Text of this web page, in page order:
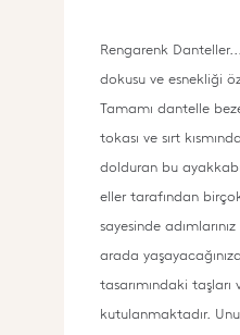
Rengarenk
dokusu ve esnekliği
Tamamı dantelle
tokası ve sırt
dolduran bu
eller tarafından
sayesinde
arada
tasarımındaki
kutulanmaktadır.